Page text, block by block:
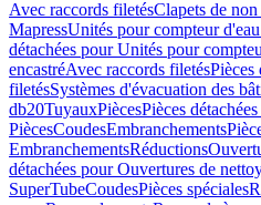
Avec raccords filetésClapets de
MapressUnités pour compteur
détachées pour Unités pour
encastréAvec raccords filetésPièces
filetésSystèmes d'évacuation des
db20TuyauxPiècesPièces
PiècesCoudesEmbranchements
EmbranchementsRéductions
détachées pour Ouvertures de
SuperTubeCoudesPièces spéciales